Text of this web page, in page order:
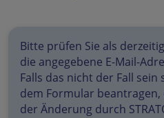
Bitte prüfen Sie als
die angegebene E-Mail-
Falls das nicht der Fall
dem Formular
der Änderung durch